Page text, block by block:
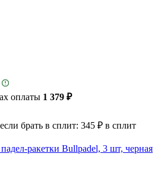
оплаты 1 379 ₽
брать в сплит: 345 ₽ в сплит
ракетки Bullpadel, 3 шт, черная